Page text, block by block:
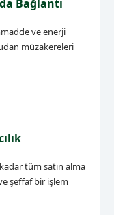
Bağlantı
ve enerji
müzakereleri
tüm satın alma
şeffaf bir işlem